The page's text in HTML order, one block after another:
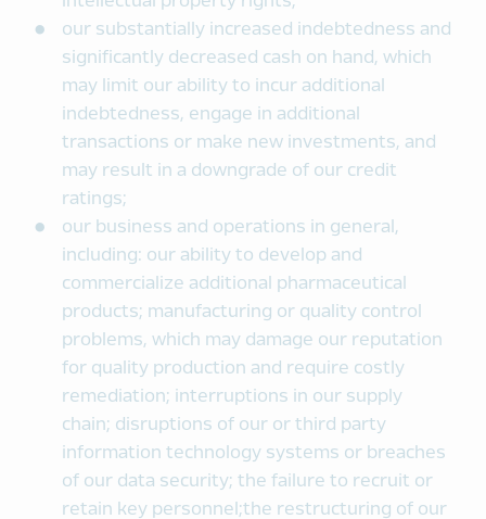
our substantially increased indebtedness and
significantly decreased cash on hand, which
may limit our ability to incur additional
indebtedness, engage in additional
transactions or make new investments, and
may result in a downgrade of our credit
ratings;
our business and operations in general,
including: our ability to develop and
commercialize additional pharmaceutical
products; manufacturing or quality control
problems, which may damage our reputation
for quality production and require costly
remediation; interruptions in our supply
chain; disruptions of our or third party
information technology systems or breaches
of our data security; the failure to recruit or
retain key personnel;the restructuring of our